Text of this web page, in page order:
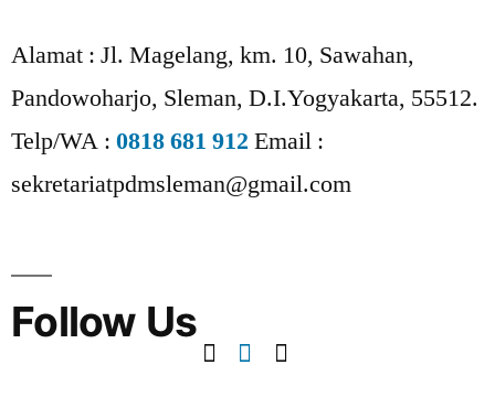
Alamat : Jl. Magelang, km. 10, Sawahan,
Pandowoharjo, Sleman, D.I.Yogyakarta, 55512.
Telp/WA : 0818 681 912 Email :
sekretariatpdmsleman@gmail.com
Follow Us